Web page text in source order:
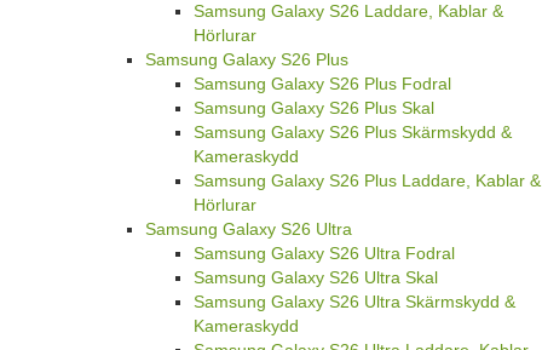
Samsung Galaxy S26 Laddare, Kablar &
Hörlurar
Samsung Galaxy S26 Plus
Samsung Galaxy S26 Plus Fodral
Samsung Galaxy S26 Plus Skal
Samsung Galaxy S26 Plus Skärmskydd &
Kameraskydd
Samsung Galaxy S26 Plus Laddare, Kablar &
Hörlurar
Samsung Galaxy S26 Ultra
Samsung Galaxy S26 Ultra Fodral
Samsung Galaxy S26 Ultra Skal
Samsung Galaxy S26 Ultra Skärmskydd &
Kameraskydd